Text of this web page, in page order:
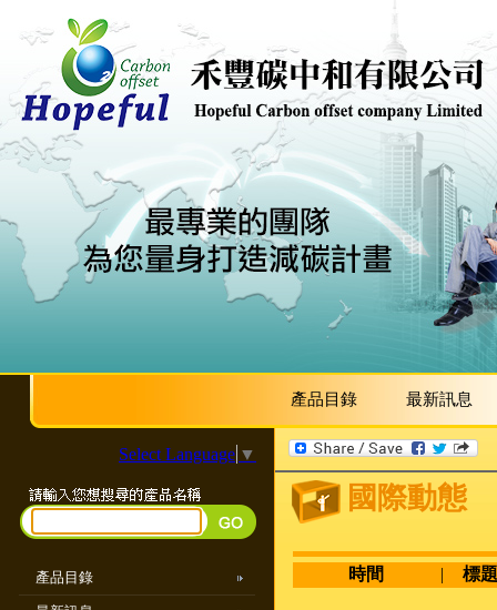
產品目錄 最新訊息
Select Language ▼
產品目錄
國際動態
時間 | 標題